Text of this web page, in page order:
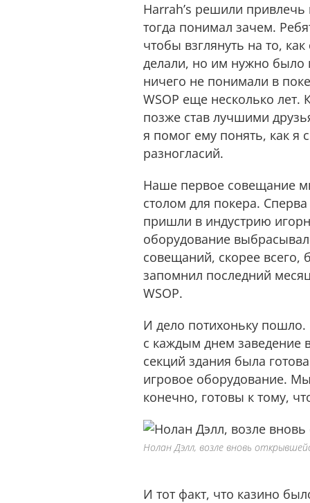
Harrah’s решили привлечь
тогда понимал зачем.
чтобы взглянуть на то,
делали, но им нужно
ничего не понимали в
WSOP еще несколько лет.
позже став лучшими
я помог ему понять, как я
разногласий.
Наше первое совещание
столом для покера.
пришли в индустрию
оборудование
совещаний, скорее всего,
запомнил последний
WSOP.
И дело потихоньку
с каждым днем заведение
секций здания была
игровое оборудование.
конечно, готовы к тому,
Нолан Дэлл, возле вновь
И тот факт, что казино